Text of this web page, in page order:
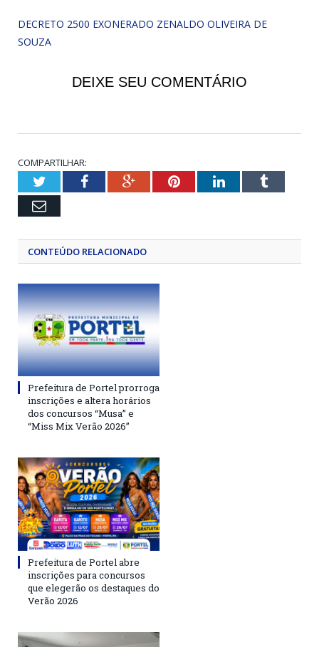
DECRETO 2500 EXONERADO ZENALDO OLIVEIRA DE
SOUZA
DEIXE SEU COMENTÁRIO
COMPARTILHAR:
TwitterFacebookGoogle+PinterestLinkedInTumblr
Email
CONTEÚDO RELACIONADO
Prefeitura de Portel prorroga
inscrições e altera horários
dos concursos “Musa” e
“Miss Mix Verão 2026”
Prefeitura de Portel abre
inscrições para concursos
que elegerão os destaques do
Verão 2026